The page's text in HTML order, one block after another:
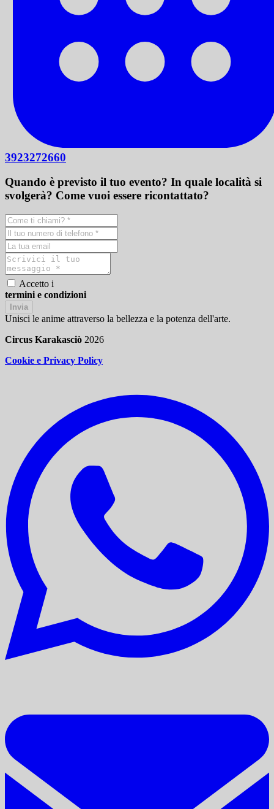
3923272660
Quando è previsto il tuo evento? In quale località si
svolgerà? Come vuoi essere ricontattato?
Accetto i
termini e condizioni
Invia
Unisci le anime attraverso la bellezza e la potenza dell'arte.
Circus Karakasciò 2026
Cookie e Privacy Policy